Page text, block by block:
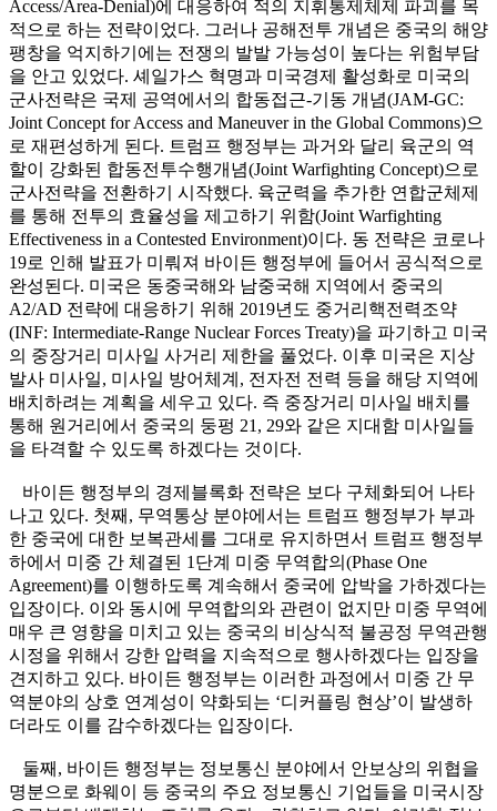
Access/Area-Denial)에 대응하여 적의 지휘통제체제 파괴를 목
적으로 하는 전략이었다. 그러나 공해전투 개념은 중국의 해양
팽창을 억지하기에는 전쟁의 발발 가능성이 높다는 위험부담
을 안고 있었다. 셰일가스 혁명과 미국경제 활성화로 미국의
군사전략은 국제 공역에서의 합동접근-기동 개념(JAM-GC:
Joint Concept for Access and Maneuver in the Global Commons)으
로 재편성하게 된다. 트럼프 행정부는 과거와 달리 육군의 역
할이 강화된 합동전투수행개념(Joint Warfighting Concept)으로
군사전략을 전환하기 시작했다. 육군력을 추가한 연합군체제
를 통해 전투의 효율성을 제고하기 위함(Joint Warfighting
Effectiveness in a Contested Environment)이다. 동 전략은 코로나
19로 인해 발표가 미뤄져 바이든 행정부에 들어서 공식적으로
완성된다. 미국은 동중국해와 남중국해 지역에서 중국의
A2/AD 전략에 대응하기 위해 2019년도 중거리핵전력조약
(INF: Intermediate-Range Nuclear Forces Treaty)을 파기하고 미국
의 중장거리 미사일 사거리 제한을 풀었다. 이후 미국은 지상
발사 미사일, 미사일 방어체계, 전자전 전력 등을 해당 지역에
배치하려는 계획을 세우고 있다. 즉 중장거리 미사일 배치를
통해 원거리에서 중국의 둥펑 21, 29와 같은 지대함 미사일들
을 타격할 수 있도록 하겠다는 것이다.
바이든 행정부의 경제블록화 전략은 보다 구체화되어 나타
나고 있다. 첫째, 무역통상 분야에서는 트럼프 행정부가 부과
한 중국에 대한 보복관세를 그대로 유지하면서 트럼프 행정부
하에서 미중 간 체결된 1단계 미중 무역합의(Phase One
Agreement)를 이행하도록 계속해서 중국에 압박을 가하겠다는
입장이다. 이와 동시에 무역합의와 관련이 없지만 미중 무역에
매우 큰 영향을 미치고 있는 중국의 비상식적 불공정 무역관행
시정을 위해서 강한 압력을 지속적으로 행사하겠다는 입장을
견지하고 있다. 바이든 행정부는 이러한 과정에서 미중 간 무
역분야의 상호 연계성이 약화되는 ‘디커플링 현상’이 발생하
더라도 이를 감수하겠다는 입장이다.
둘째, 바이든 행정부는 정보통신 분야에서 안보상의 위협을
명분으로 화웨이 등 중국의 주요 정보통신 기업들을 미국시장